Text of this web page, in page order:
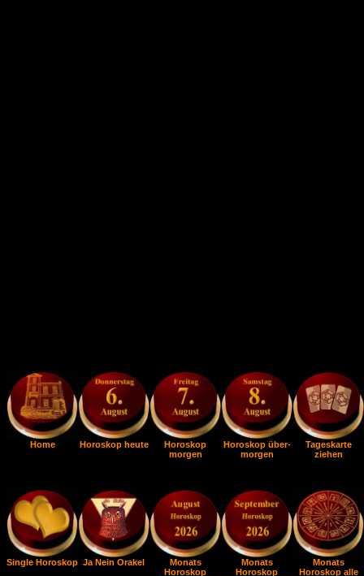
Home Horoskop heute
Horoskop
morgen
Horoskop über-
morgen
Tageskarte
ziehen
Single Horoskop Ja Nein Orakel
Monats
Horoskop
Monats
Horoskop
Monats
Horoskop alle